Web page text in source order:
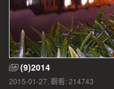
(9)2014
2015-01-27, 觀看: 214743